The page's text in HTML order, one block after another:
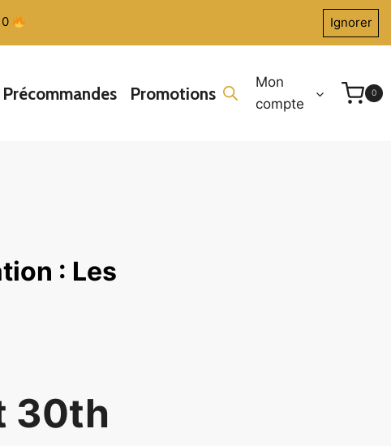
Ignorer
Précommandes Promotions
Mon
compte
0
: Les
30th